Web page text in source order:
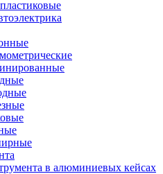
в алюминиевых кейсах